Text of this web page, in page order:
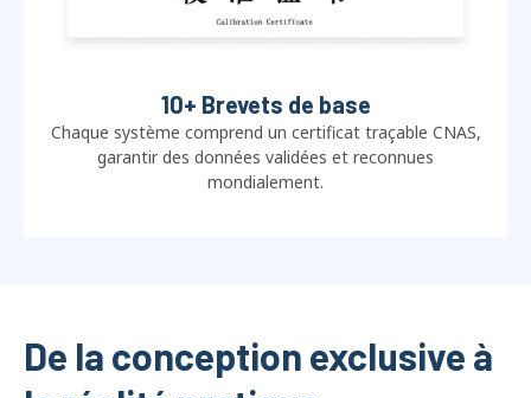
10+ Brevets de base
Chaque système comprend un certificat traçable CNAS,
garantir des données validées et reconnues
mondialement.
De la conception exclusive à